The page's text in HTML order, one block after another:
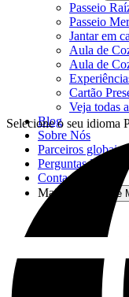
Passeio
Passeio
Jantar em
Aula de
Aula de
Cartão
Veja todas
Blog
Sobre Nós
Parceiros globais
Perguntas
Contactos
Mais
Open More
Selecione o seu idioma